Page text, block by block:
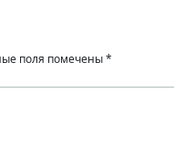
поля помечены*